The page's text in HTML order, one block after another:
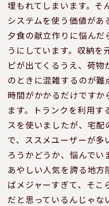
埋もれてしまいます。そ
システムを使う価値があ
夕食の献立作りに悩んだ
うにしています。収納を
ピが出てくるうえ、荷物
のときに混雑するのが難
時間がかかるだけですか
ます。トランクを利用
スを使いましたが、宅配
で、ススメユーザーが多
ろうかどうか、悩んでい
あやしい人気を誇る地
ばメジャーすぎて、そこ
だと思っているんじゃな